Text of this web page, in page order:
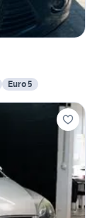
Euro 5